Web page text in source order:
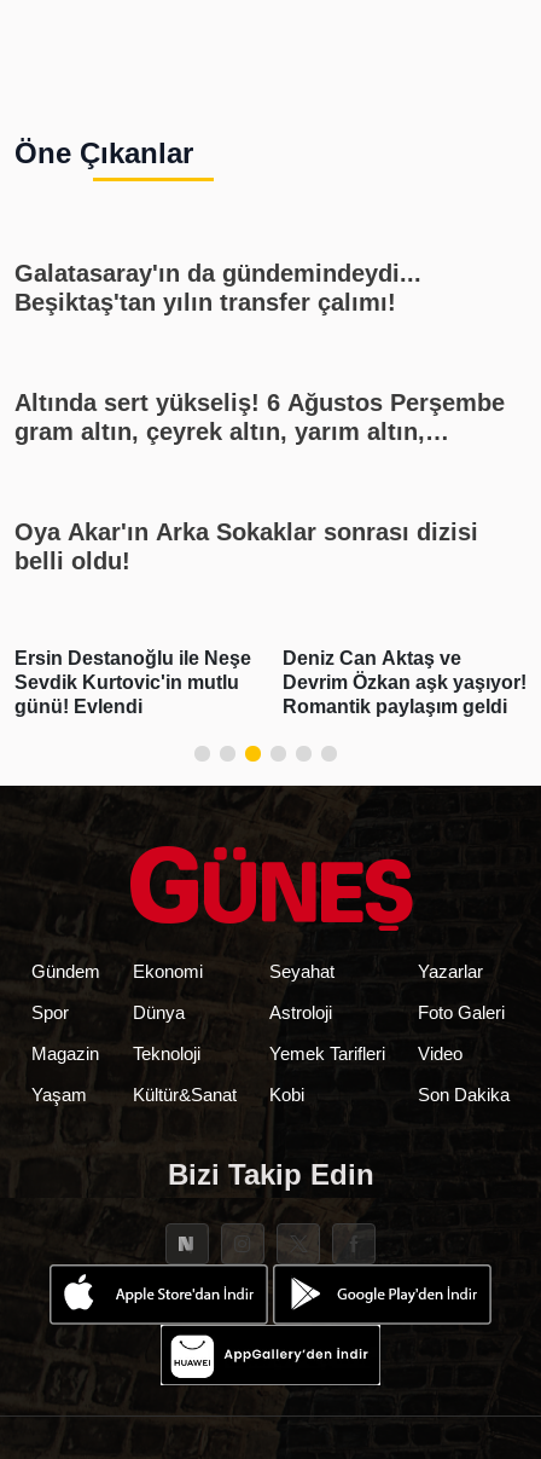
Öne Çıkanlar
Galatasaray'ın da gündemindeydi...
Beşiktaş'tan yılın transfer çalımı!
Altında sert yükseliş! 6 Ağustos Perşembe
gram altın, çeyrek altın, yarım altın,
Oya Akar'ın Arka Sokaklar sonrası dizisi
belli oldu!
Ersin Destanoğlu ile Neşe
Sevdik Kurtovic'in mutlu
günü! Evlendi
Deniz Can Aktaş ve
Devrim Özkan aşk yaşıyor!
Romantik paylaşım geldi
Gündem
Spor
Magazin
Yaşam
Ekonomi
Dünya
Teknoloji
Kültür&Sanat
Seyahat
Astroloji
Yemek Tarifleri
Kobi
Yazarlar
Foto Galeri
Video
Son Dakika
Bizi Takip Edin